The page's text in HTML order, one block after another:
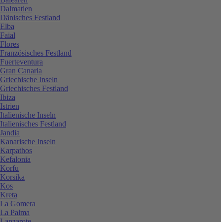
Dalmatien
Dänisches Festland
Elba
Faial
Flores
Französisches Festland
Fuerteventura
Gran Canaria
Griechische Inseln
Griechisches Festland
Ibiza
Istrien
Italienische Inseln
Italienisches Festland
Jandia
Kanarische Inseln
Karpathos
Kefalonia
Korfu
Korsika
Kos
Kreta
La Gomera
La Palma